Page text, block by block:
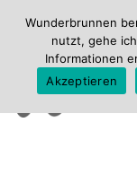
Wunderbrunnen
nutzt, gehe
Informationen
Akzeptieren